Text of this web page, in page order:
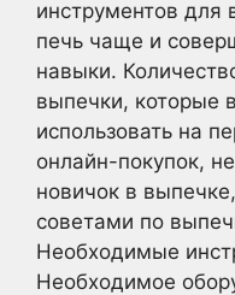
инструментов для
печь чаще и
навыки.
выпечки, которые
использовать на
онлайн-покупок,
новичок в
советами по
Необходимые
Необходимое